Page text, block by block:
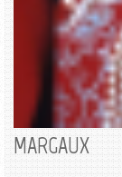
MARGAUX